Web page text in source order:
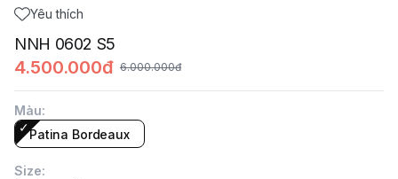
Yêu thích
NNH 0602 S5
4.500.000đ 6.000.000đ
Màu:
Patina Bordeaux
Size: